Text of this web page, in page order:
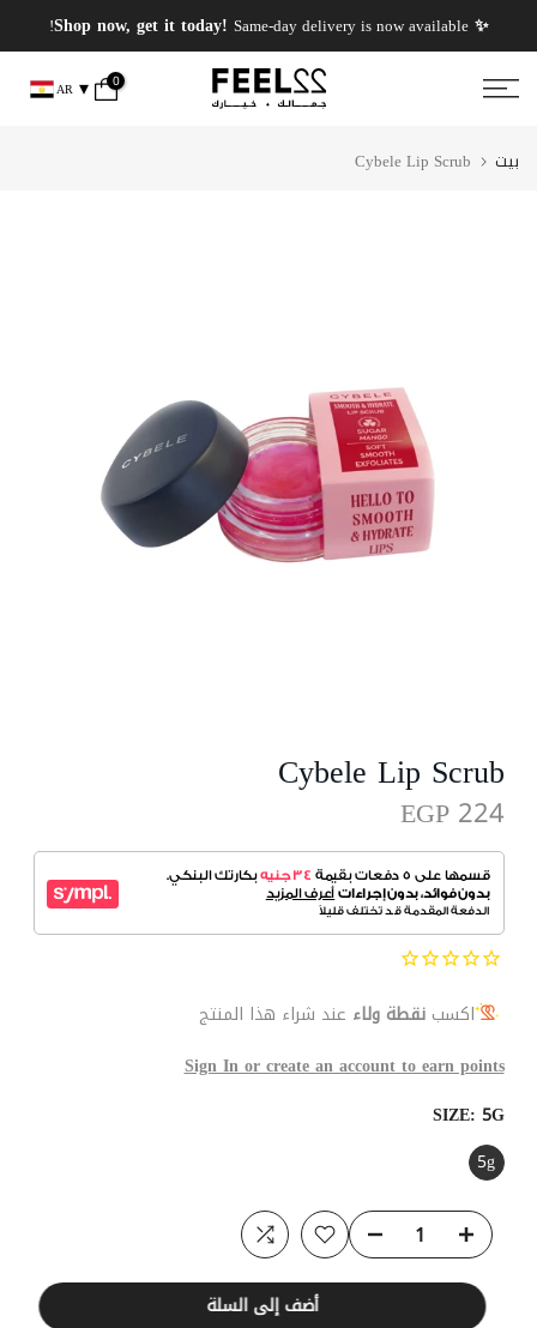
انتقل
إلى
المحتوى
✨ Shop now, get it today!
Same-day delivery is now available!
0
AR
بيت Cybele Lip Scrub
Cybele Lip Scrub
EGP 224
اكسبنقطة ولاء عند شراء هذا المنتج
Sign In or create an account to earn points
SIZE: 5G
5g
أضف إلى السلة